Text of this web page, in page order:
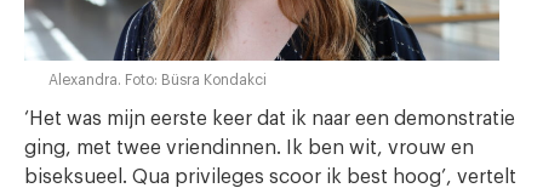
Alexandra. Foto: Büsra Kondakci
‘Het was mijn eerste keer dat ik naar een demonstratie
ging, met twee vriendinnen. Ik ben wit, vrouw en
biseksueel. Qua privileges scoor ik best hoog’, vertelt